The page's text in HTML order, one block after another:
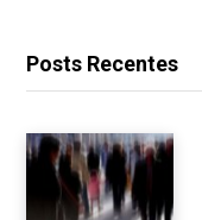
Posts Recentes